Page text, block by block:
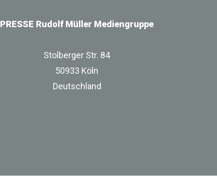
PRESSE Rudolf Müller Mediengruppe
Stolberger Str. 84
50933 Köln
Deutschland